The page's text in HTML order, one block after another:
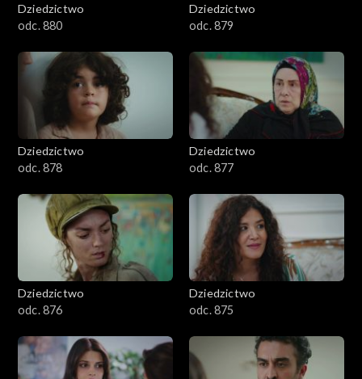
Dziedzictwo
odc. 880
Dziedzictwo
odc. 879
Dziedzictwo
odc. 878
Dziedzictwo
odc. 877
Dziedzictwo
odc. 876
Dziedzictwo
odc. 875